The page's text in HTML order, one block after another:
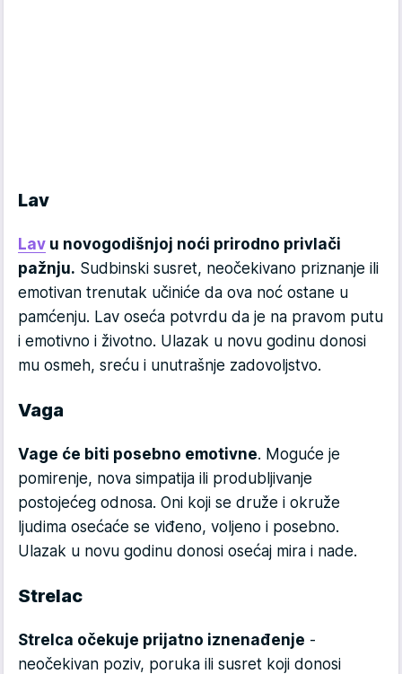
Lav
Lav u novogodišnjoj noći prirodno privlači
pažnju. Sudbinski susret, neočekivano priznanje ili
emotivan trenutak učiniće da ova noć ostane u
pamćenju. Lav oseća potvrdu da je na pravom putu
i emotivno i životno. Ulazak u novu godinu donosi
mu osmeh, sreću i unutrašnje zadovoljstvo.
Vaga
Vage će biti posebno emotivne. Moguće je
pomirenje, nova simpatija ili produbljivanje
postojećeg odnosa. Oni koji se druže i okruže
ljudima osećaće se viđeno, voljeno i posebno.
Ulazak u novu godinu donosi osećaj mira i nade.
Strelac
Strelca očekuje prijatno iznenađenje -
neočekivan poziv, poruka ili susret koji donosi